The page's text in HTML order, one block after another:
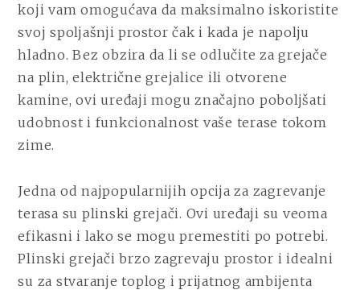
koji vam omogućava da maksimalno iskoristite
svoj spoljašnji prostor čak i kada je napolju
hladno. Bez obzira da li se odlučite za grejače
na plin, električne grejalice ili otvorene
kamine, ovi uređaji mogu značajno poboljšati
udobnost i funkcionalnost vaše terase tokom
zime.
Jedna od najpopularnijih opcija za zagrevanje
terasa su plinski grejači. Ovi uređaji su veoma
efikasni i lako se mogu premestiti po potrebi.
Plinski grejači brzo zagrevaju prostor i idealni
su za stvaranje toplog i prijatnog ambijenta